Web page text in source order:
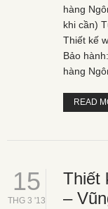
hàng
khi cần)
Thiết kế
Bảo
hàng
READ
15
THG 3 '13
Thiết
–